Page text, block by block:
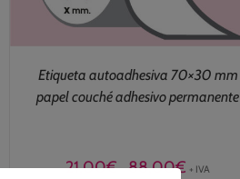
Etiqueta autoadhesiva 70×30 mm
papel couché adhesivo permanente
21,00€-88,00€ Rango
+ IVA